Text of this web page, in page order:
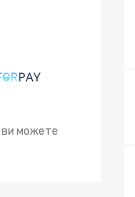
ви можете